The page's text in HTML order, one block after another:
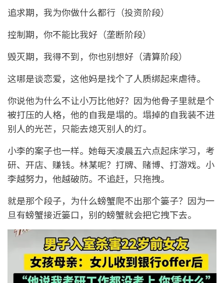
追求期，我为你做什么都行（投资阶段）
控制期，你不能比我好（垄断阶段）
毁灭期，我得不到，你也别想好（清算阶段）
这哪是谈恋爱，这他妈是找个了人质绑起来虐待。
你说他为什么不让小万比他好？因为他骨子里就是个
被打压的人格，他的自我是塌的。塌掉的自我装不进
别人的光芒，只能去熄灭别人的灯。
小李的案子也一样。她每天凌晨五六点起床学习，考
研、开店、赚钱。林某呢？打牌、赌博、打游戏。小
李越努力，他越破防。不追赶，只拖拽。
就是那个段子，为什么螃蟹爬不出那个篓子？因为一
旦有螃蟹接近篓口，别的螃蟹就会把它拽下去。